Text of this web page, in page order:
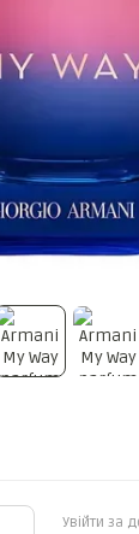
Увійти за